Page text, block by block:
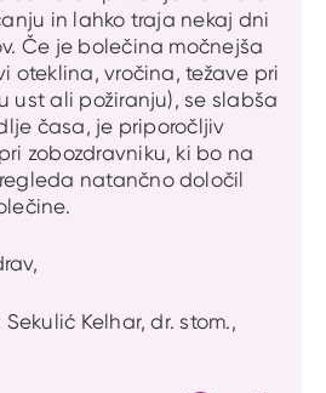
in lahko traja nekaj dni
Če je bolečina močnejša
oteklina, vročina, težave pri
ust ali požiranju), se slabša
časa, je priporočljiv
zobozdravniku, ki bo na
natančno določil
Sekulić Kelhar, dr. stom.,